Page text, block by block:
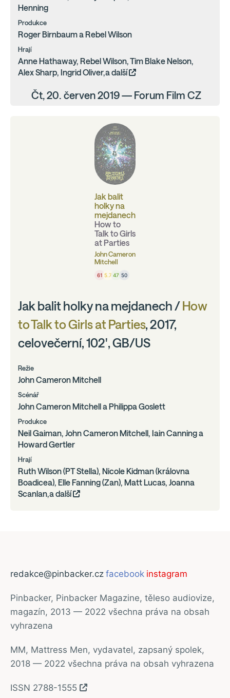
Henning
Produkce
Roger Birnbaum a Rebel Wilson
Hrají
Anne Hathaway, Rebel Wilson, Tim Blake Nelson,
Alex Sharp, Ingrid Oliver,a další
Čt, 20. červen 2019 — Forum Film CZ
Jak balit
holky na
mejdanech
How to
Talk to Girls
at Parties
John Cameron
Mitchell
61 5.7 47 50
Jak balit holky na mejdanech / How
to Talk to Girls at Parties, 2017,
celovečerní, 102', GB/US
Režie
John Cameron Mitchell
Scénář
John Cameron Mitchell a Philippa Goslett
Produkce
Neil Gaiman, John Cameron Mitchell, Iain Canning a
Howard Gertler
Hrají
Ruth Wilson (PT Stella), Nicole Kidman (královna
Boadicea), Elle Fanning (Zan), Matt Lucas, Joanna
Scanlan,a další
redakce@pinbacker.cz facebook instagram
Pinbacker, Pinbacker Magazine, těleso audiovize,
magazín, 2013 — 2022 všechna práva na obsah
vyhrazena
MM, Mattress Men, vydavatel, zapsaný spolek,
2018 — 2022 všechna práva na obsah vyhrazena
ISSN 2788-1555